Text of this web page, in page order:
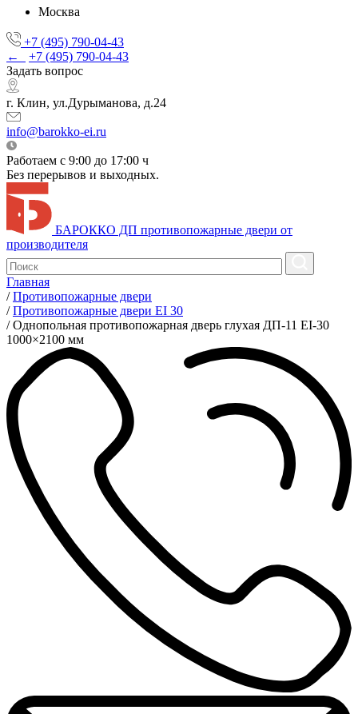
Москва
+7 (495) 790-04-43
←
+7 (495) 790-04-43
Задать вопрос
г. Клин, ул.Дурыманова, д.24
info@barokko-ei.ru
Работаем с 9:00 до 17:00 ч
Без перерывов и выходных.
БАРОККО ДП противопожарные двери от
производителя
Главная
/ Противопожарные двери
/ Противопожарные двери EI 30
/ Однопольная противопожарная дверь глухая ДП-11 EI-30
1000×2100 мм